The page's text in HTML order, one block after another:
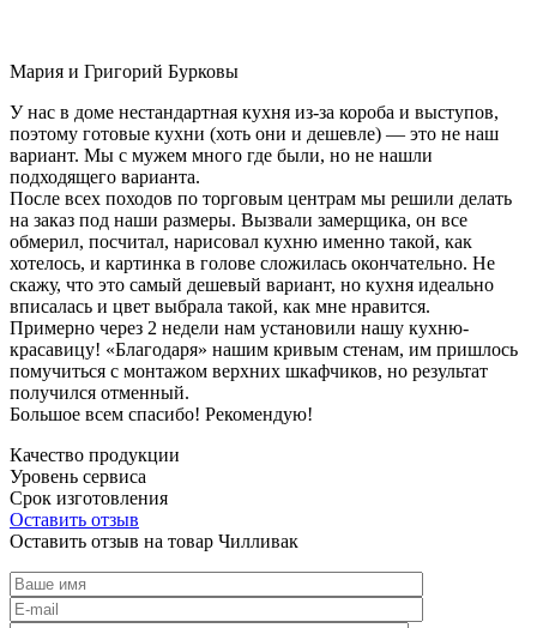
Мария и Григорий Бурковы
У нас в доме нестандартная кухня из-за короба и выступов,
поэтому готовые кухни (хоть они и дешевле) — это не наш
вариант. Мы с мужем много где были, но не нашли
подходящего варианта.
После всех походов по торговым центрам мы решили делать
на заказ под наши размеры. Вызвали замерщика, он все
обмерил, посчитал, нарисовал кухню именно такой, как
хотелось, и картинка в голове сложилась окончательно. Не
скажу, что это самый дешевый вариант, но кухня идеально
вписалась и цвет выбрала такой, как мне нравится.
Примерно через 2 недели нам установили нашу кухню-
красавицу! «Благодаря» нашим кривым стенам, им пришлось
помучиться с монтажом верхних шкафчиков, но результат
получился отменный.
Большое всем спасибо! Рекомендую!
Качество продукции
Уровень сервиса
Срок изготовления
Оставить отзыв
Оставить отзыв на товар Чилливак